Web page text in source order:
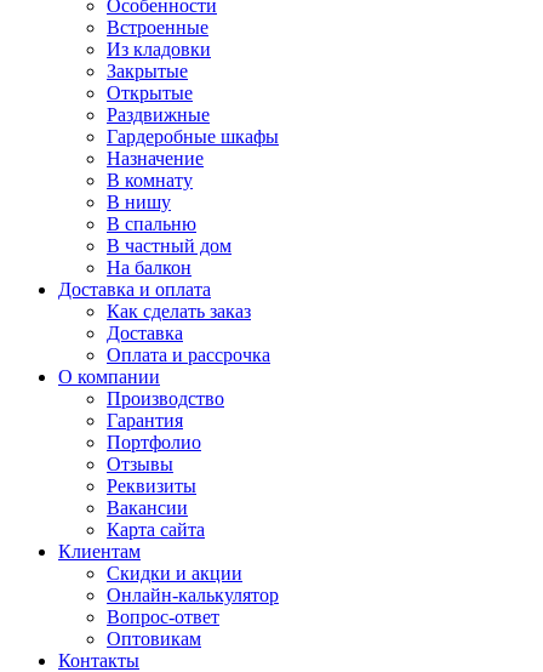
Особенности
Встроенные
Из кладовки
Закрытые
Открытые
Раздвижные
Гардеробные шкафы
Назначение
В комнату
В нишу
В спальню
В частный дом
На балкон
Доставка и оплата
Как сделать заказ
Доставка
Оплата и рассрочка
О компании
Производство
Гарантия
Портфолио
Отзывы
Реквизиты
Вакансии
Карта сайта
Клиентам
Скидки и акции
Онлайн-калькулятор
Вопрос-ответ
Оптовикам
Контакты